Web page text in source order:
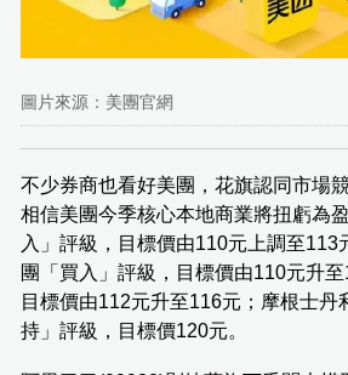
圖片來源：美團官網
不少券商也看好美團，花旗認同市場
相信美團今季核心本地商業將扭虧為
入」評級，目標價由110元上調至113
團「買入」評級，目標價由110元升
目標價由112元升至116元；摩根士丹
持」評級，目標價120元。